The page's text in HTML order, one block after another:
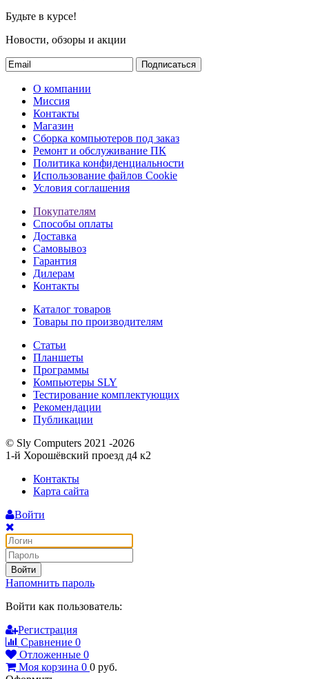
Будьте в курсе!
Новости, обзоры и акции
Подписаться
О компании
Миссия
Контакты
Магазин
Сборка компьютеров под заказ
Ремонт и обслуживание ПК
Политика конфиденциальности
Использование файлов Cookie
Условия соглашения
Покупателям
Способы оплаты
Доставка
Самовывоз
Гарантия
Дилерам
Контакты
Каталог товаров
Товары по производителям
Статьи
Планшеты
Программы
Компьютеры SLY
Тестирование комплектующих
Рекомендации
Публикации
© Sly Computers 2021 -2026
1-й Хорошёвский проезд д4 к2
Контакты
Карта сайта
Войти
Войти
Напомнить пароль
Войти как пользователь:
Регистрация
Сравнение 0
Отложенные 0
Моя корзина 0 0 руб.